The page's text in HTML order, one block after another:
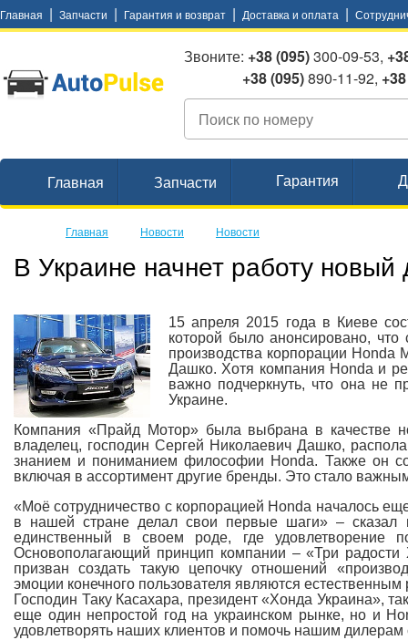
Главная | Запчасти | Гарантия и возврат | Доставка и оплата |
Звоните: +38 (095)300-09-53,
+38 (095)890-11-92,
Главная Запчасти Гарантия
Главная Новости Новости
В Украине начнет работу
15 апреля 2015 года в Киеве
которой было анонсировано,
производства корпорации Honda
Дашко. Хотя компания Honda и
важно подчеркнуть, что она не
Украине.
Компания «Прайд Мотор» была выбрана в качестве
владелец, господин Сергей Николаевич Дашко,
знанием и пониманием философии Honda. Также он
включая в ассортимент другие бренды. Это стало
«Моё сотрудничество с корпорацией Honda началось
в нашей стране делал свои первые шаги» – сказал
единственный в своем роде, где удовлетворение
Основополагающий принцип компании – «Три радости
призван создать такую цепочку отношений
эмоции конечного пользователя являются
Господин Таку Касахара, президент «Хонда Украина»,
еще один непростой год на украинском рынке, но и
удовлетворять наших клиентов и помочь нашим дилерам